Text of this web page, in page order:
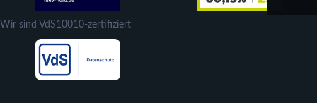
Wir sind VdS10010-zertifiziert